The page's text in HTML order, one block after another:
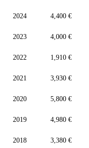
2024 4,400 €
2023 4,000 €
2022 1,910 €
2021 3,930 €
2020 5,800 €
2019 4,980 €
2018 3,380 €